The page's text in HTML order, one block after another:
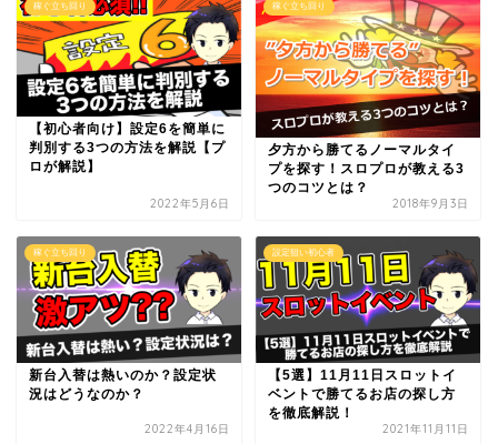
稼ぐ立ち回り
【初心者向け】設定6を簡単に
判別する3つの方法を解説【プ
ロが解説】
2022年5月6日
稼ぐ立ち回り
夕方から勝てるノーマルタイ
プを探す！スロプロが教える3
つのコツとは？
2018年9月3日
稼ぐ立ち回り
新台入替は熱いのか？設定状
況はどうなのか？
2022年4月16日
設定狙い初心者
【5選】11月11日スロットイ
ベントで勝てるお店の探し方
を徹底解説！
2021年11月11日